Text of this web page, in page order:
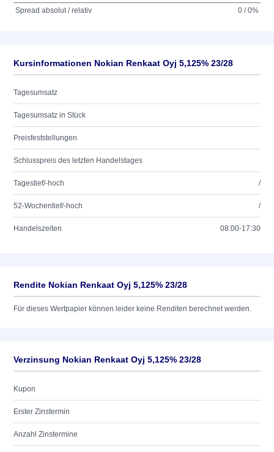
Spread absolut / relativ
0 / 0%
Kursinformationen Nokian Renkaat Oyj 5,125% 23/28
Tagesumsatz
Tagesumsatz in Stück
Preisfeststellungen
Schlusspreis des letzten Handelstages
Tagestief/-hoch /
52-Wochentief/-hoch /
Handelszeiten 08:00-17:30
Rendite Nokian Renkaat Oyj 5,125% 23/28
Für dieses Wertpapier können leider keine Renditen berechnet werden.
Verzinsung Nokian Renkaat Oyj 5,125% 23/28
Kupon
Erster Zinstermin
Anzahl Zinstermine